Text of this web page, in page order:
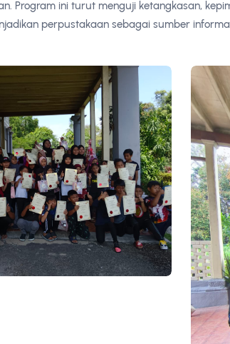
Program ini turut menguji ketangkasan,
perpustakaan sebagai sumber